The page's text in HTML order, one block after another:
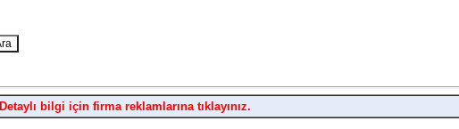
Detaylı bilgi için firma reklamlarına tıklayınız.